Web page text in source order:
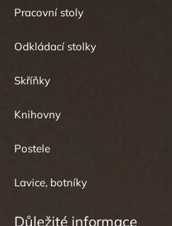
Pracovní stoly
Odkládací stolky
Skříňky
Knihovny
Postele
Lavice, botníky
Důležité informace